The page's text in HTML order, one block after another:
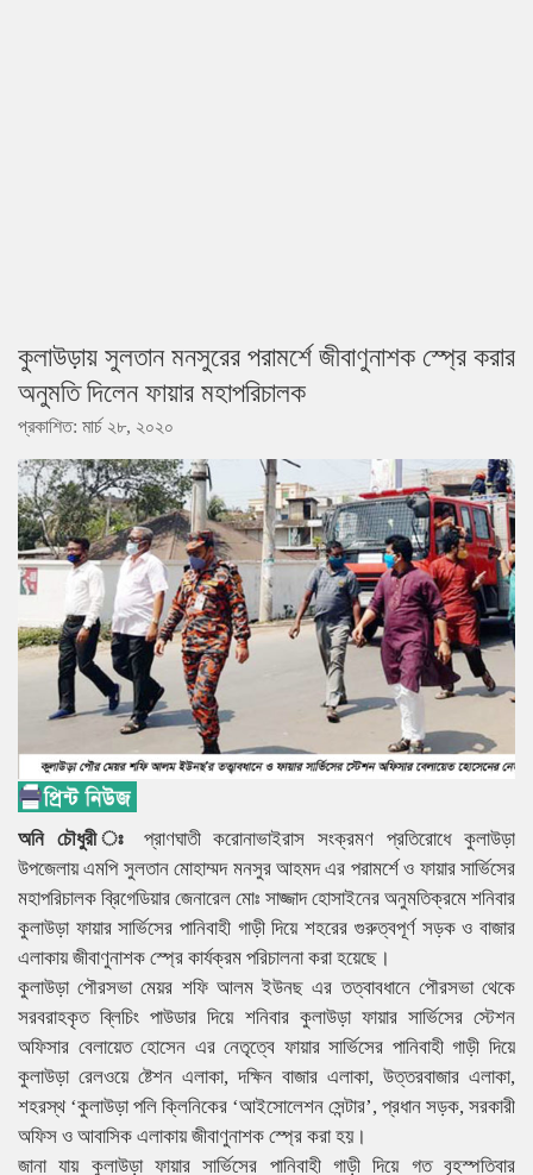
কুলাউড়ায় সুলতান মনসুরের পরামর্শে জীবাণুনাশক স্প্রে করার
অনুমতি দিলেন ফায়ার মহাপরিচালক
প্রকাশিত: মার্চ ২৮, ২০২০
অনি চৌধুরী ঃ
প্রাণঘাতী করোনাভাইরাস সংক্রমণ প্রতিরোধে কুলাউড়া
উপজেলায় এমপি সুলতান মোহাম্মদ মনসুর আহমদ এর পরামর্শে ও ফায়ার সার্ভিসের
মহাপরিচালক ব্রিগেডিয়ার জেনারেল মোঃ সাজ্জাদ হোসাইনের অনুমতিক্রমে শনিবার
কুলাউড়া ফায়ার সার্ভিসের পানিবাহী গাড়ী দিয়ে শহরের গুরুত্বপূর্ণ সড়ক ও বাজার
এলাকায় জীবাণুনাশক স্প্রে কার্যক্রম পরিচালনা করা হয়েছে।
কুলাউড়া পৌরসভা মেয়র শফি আলম ইউনছ এর তত্বাবধানে পৌরসভা থেকে
সরবরাহকৃত ব্লিচিং পাউডার দিয়ে শনিবার কুলাউড়া ফায়ার সার্ভিসের স্টেশন
অফিসার বেলায়েত হোসেন এর নেতৃত্বে ফায়ার সার্ভিসের পানিবাহী গাড়ী দিয়ে
কুলাউড়া রেলওয়ে ষ্টেশন এলাকা, দক্ষিন বাজার এলাকা, উত্তরবাজার এলাকা,
শহরস্থ ‘কুলাউড়া পলি ক্লিনিকের ‘আইসোলেশন সেন্টার’, প্রধান সড়ক, সরকারী
অফিস ও আবাসিক এলাকায় জীবাণুনাশক স্প্রে করা হয়।
জানা যায় কুলাউড়া ফায়ার সার্ভিসের পানিবাহী গাড়ী দিয়ে গত বৃহস্পতিবার